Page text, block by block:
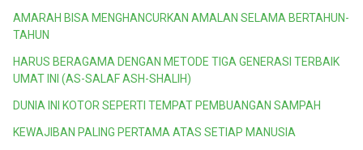
AMARAH BISA MENGHANCURKAN AMALAN SELAMA BERTAHUN-
TAHUN
HARUS BERAGAMA DENGAN METODE TIGA GENERASI TERBAIK
UMAT INI (AS-SALAF ASH-SHALIH)
DUNIA INI KOTOR SEPERTI TEMPAT PEMBUANGAN SAMPAH
KEWAJIBAN PALING PERTAMA ATAS SETIAP MANUSIA